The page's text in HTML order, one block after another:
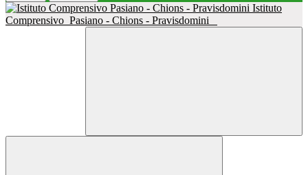
Istituto
Comprensivo Pasiano - Chions - Pravisdomini